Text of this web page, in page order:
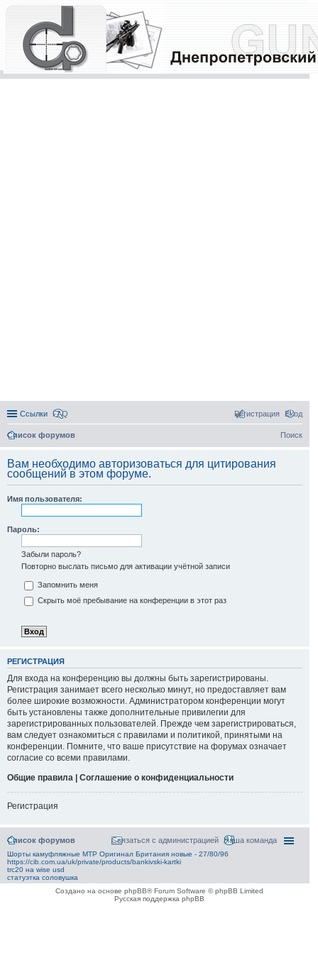
Ссылки FAQ Вход
Регистрация
Список форумов Поиск
Вам необходимо авторизоваться для цитирования
сообщений в этом форуме.
Имя пользователя:
Пароль:
Забыли пароль?
Повторно выслать письмо для активации учётной записи
Запомнить меня
Скрыть моё пребывание на конференции в этот раз
РЕГИСТРАЦИЯ
Для входа на конференцию вы должны быть зарегистрированы.
Регистрация занимает всего несколько минут, но предоставляет вам
более широкие возможности. Администратором конференции могут
быть установлены также дополнительные привилегии для
зарегистрированных пользователей. Прежде чем зарегистрироваться,
вам следует ознакомиться с правилами и политикой, принятыми на
конференции. Помните, что ваше присутствие на форумах означает
согласие со всеми правилами.
Общие правила | Соглашение о конфиденциальности
Регистрация
Список форумов Наша команда
Связаться с администрацией
Шорты камуфляжные MTP Оригинал Британия новые - 27/80/96
https://cib.com.ua/uk/private/products/bankivski-kartki
trc20 на wise usd
статуэтка соловушка
Создано на основе phpBB® Forum Software © phpBB Limited
Русская поддержка phpBB